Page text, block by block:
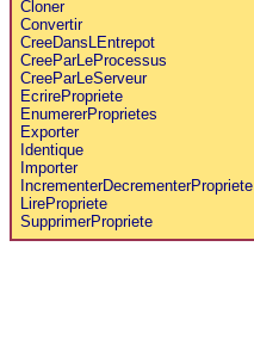
Cloner
Convertir
CreeDansLEntrepot
CreeParLeProcessus
CreeParLeServeur
EcrirePropriete
EnumererProprietes
Exporter
Identique
Importer
IncrementerDecrementerPropriete
LirePropriete
SupprimerPropriete